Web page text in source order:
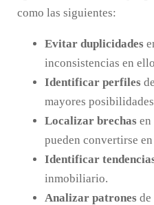
como las siguientes:
Evitar duplicidades
inconsistencias en
Identificar perfiles
mayores
Localizar brechas en
pueden convertirse
Identificar
inmobiliario.
Analizar patrones de